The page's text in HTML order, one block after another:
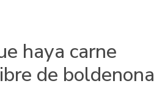
haya carne
de boldenona